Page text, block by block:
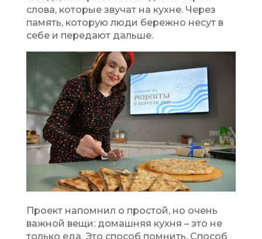
слова, которые звучат на кухне. Через
память, которую люди бережно несут в
себе и передают дальше.
Проект напомнил о простой, но очень
важной вещи: домашняя кухня – это не
только еда. Это способ помнить. Способ